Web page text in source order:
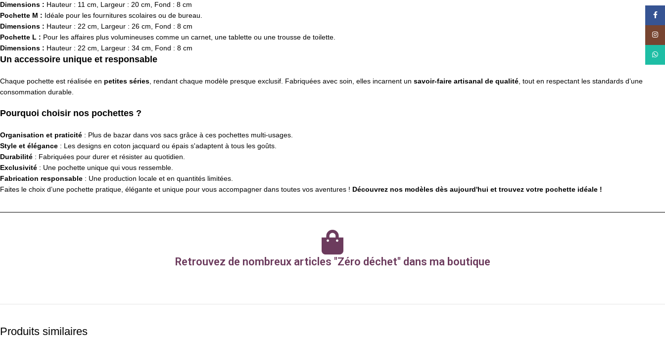
Dimensions : Hauteur : 11 cm, Largeur : 20 cm, Fond : 8 cm
Pochette M : Idéale pour les fournitures scolaires ou de bureau.
Dimensions : Hauteur : 22 cm, Largeur : 26 cm, Fond : 8 cm
Pochette L : Pour les affaires plus volumineuses comme un carnet, une tablette ou une trousse de toilette.
Dimensions : Hauteur : 22 cm, Largeur : 34 cm, Fond : 8 cm
Un accessoire unique et responsable
Chaque pochette est réalisée en petites séries , rendant chaque modèle presque exclusif. Fabriquées avec soin, elles incarnent un savoir-faire artisanal de qualité , tout en respectant les standards d’une
consommation durable.
Pourquoi choisir nos pochettes ?
Organisation et praticité : Plus de bazar dans vos sacs grâce à ces pochettes multi-usages.
Style et élégance : Les designs en coton jacquard ou épais s'adaptent à tous les goûts.
Durabilité : Fabriquées pour durer et résister au quotidien.
Exclusivité : Une pochette unique qui vous ressemble.
Fabrication responsable : Une production locale et en quantités limitées.
Faites le choix d’une pochette pratique, élégante et unique pour vous accompagner dans toutes vos aventures ! Découvrez nos modèles dès aujourd'hui et trouvez votre pochette idéale !
Retrouvez de nombreux articles "Zéro déchet" dans ma boutique
Produits similaires